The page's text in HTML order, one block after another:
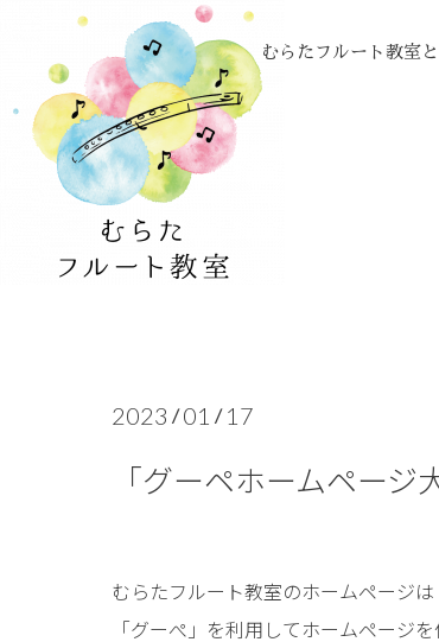
むらたフルート教室
2023 /01 / 17
「グーペホームペー
むらたフルート教室のホームページは
「グーぺ」を利用してホームページを